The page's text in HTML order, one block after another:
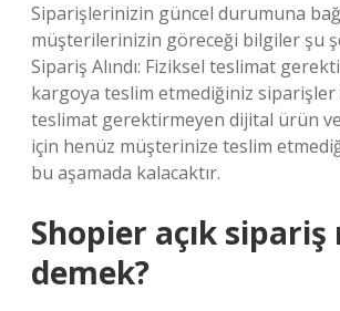
Siparişlerinizin güncel durumuna
müşterilerinizin göreceği bilgiler şu
Sipariş Alındı: Fiziksel teslimat
kargoya teslim etmediğiniz siparişler
teslimat gerektirmeyen dijital ürün
için henüz müşterinize teslim
bu aşamada kalacaktır.
Shopier açık sipariş
demek?